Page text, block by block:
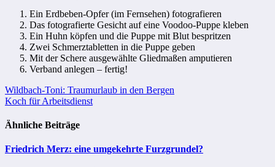
Ein Erdbeben-Opfer (im Fernsehen) fotografieren
Das fotografierte Gesicht auf eine Voodoo-Puppe kleben
Ein Huhn köpfen und die Puppe mit Blut bespritzen
Zwei Schmerztabletten in die Puppe geben
Mit der Schere ausgewählte Gliedmaßen amputieren
Verband anlegen – fertig!
Beitragsnavigation
Wildbach-Toni: Traumurlaub in den Bergen
Koch für Arbeitsdienst
Ähnliche Beiträge
Friedrich Merz: eine umgekehrte Furzgrundel?